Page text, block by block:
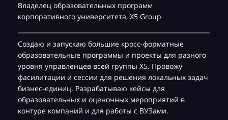
Владелец образовательных программ
корпоративного университета, Х5 Group
Создаю и запускаю большие кросс-форматные
образовательные программы и проекты для разного
уровня управленцев всей группы Х5. Провожу
фасилитации и сессии для решения локальных задач
бизнес-единиц. Разрабатываю кейсы для
образовательных и оценочных мероприятий в
контуре компаний и для работы с ВУЗами.